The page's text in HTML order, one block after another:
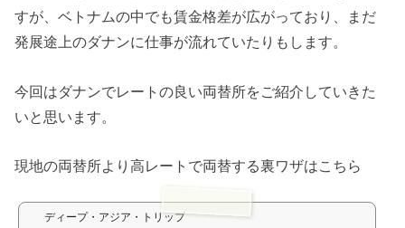
すが、ベトナムの中でも賃金格差が広がっており、まだ
発展途上のダナンに仕事が流れていたりもします。
今回はダナンでレートの良い両替所をご紹介していきた
いと思います。
現地の両替所より高レートで両替する裏ワザはこちら
ディープ・アジア・トリップ